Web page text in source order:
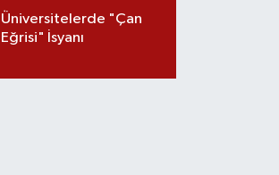
Üniversitelerde "Çan
Eğrisi" İsyanı